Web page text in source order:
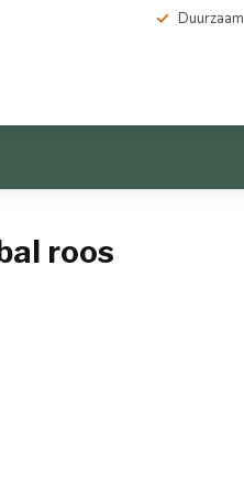
Duurzaam
roos